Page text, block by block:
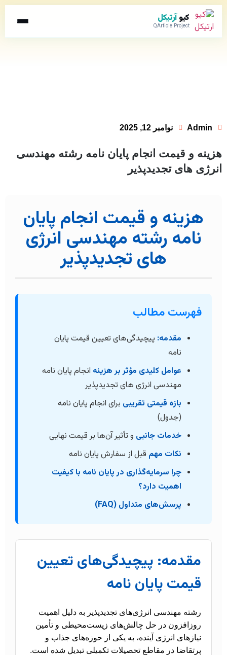
کیوآرتیکل
QArticle Project
Admin نوامبر 12, 2025
هزینه و قیمت انجام پایان نامه رشته مهندسی
انرژی های تجدیدپذیر
هزینه و قیمت انجام پایان
نامه رشته مهندسی انرژی
های تجدیدپذیر
فهرست مطالب
مقدمه: پیچیدگی‌های تعیین قیمت پایان
نامه
عوامل کلیدی مؤثر بر هزینه انجام پایان نامه
مهندسی انرژی های تجدیدپذیر
بازه قیمتی تقریبی برای انجام پایان نامه
(جدول)
خدمات جانبی و تأثیر آن‌ها بر قیمت نهایی
نکات مهم قبل از سفارش پایان نامه
چرا سرمایه‌گذاری در پایان نامه با کیفیت
اهمیت دارد؟
پرسش‌های متداول (FAQ)
مقدمه: پیچیدگی‌های تعیین
قیمت پایان نامه
رشته مهندسی انرژی‌های تجدیدپذیر به دلیل اهمیت
روزافزون در حل چالش‌های زیست‌محیطی و تأمین
نیازهای انرژی آینده، به یکی از حوزه‌های جذاب و
پرتقاضا در مقاطع تحصیلات تکمیلی تبدیل شده است.